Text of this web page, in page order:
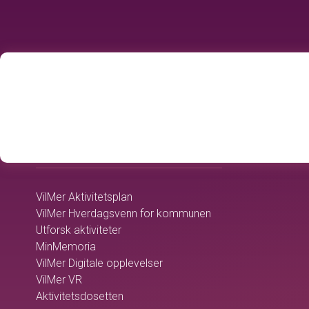
VilMer Aktivitetsplan
VilMer Hverdagsvenn for kommunen
Utforsk aktiviteter
MinMemoria
VilMer Digitale opplevelser
VilMer VR
Aktivitetsdosetten